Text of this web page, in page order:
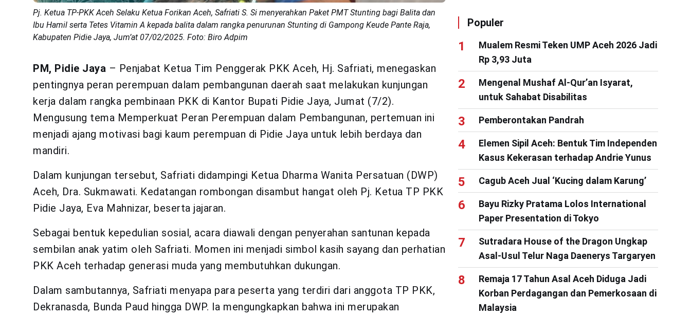
Pj. Ketua TP-PKK Aceh Selaku Ketua Forikan Aceh, Safriati S. Si menyerahkan Paket PMT Stunting bagi Balita dan
Ibu Hamil serta Tetes Vitamin A kepada balita dalam rangka penurunan Stunting di Gampong Keude Pante Raja,
Kabupaten Pidie Jaya, Jum’at 07/02/2025. Foto: Biro Adpim
PM, Pidie Jaya – Penjabat Ketua Tim Penggerak PKK Aceh, Hj. Safriati, menegaskan
pentingnya peran perempuan dalam pembangunan daerah saat melakukan kunjungan
kerja dalam rangka pembinaan PKK di Kantor Bupati Pidie Jaya, Jumat (7/2).
Mengusung tema Memperkuat Peran Perempuan dalam Pembangunan, pertemuan ini
menjadi ajang motivasi bagi kaum perempuan di Pidie Jaya untuk lebih berdaya dan
mandiri.
Dalam kunjungan tersebut, Safriati didampingi Ketua Dharma Wanita Persatuan (DWP)
Aceh, Dra. Sukmawati. Kedatangan rombongan disambut hangat oleh Pj. Ketua TP PKK
Pidie Jaya, Eva Mahnizar, beserta jajaran.
Sebagai bentuk kepedulian sosial, acara diawali dengan penyerahan santunan kepada
sembilan anak yatim oleh Safriati. Momen ini menjadi simbol kasih sayang dan perhatian
PKK Aceh terhadap generasi muda yang membutuhkan dukungan.
Dalam sambutannya, Safriati menyapa para peserta yang terdiri dari anggota TP PKK,
Dekranasda, Bunda Paud hingga DWP. Ia mengungkapkan bahwa ini merupakan
Populer
Mualem Resmi Teken UMP Aceh 2026 Jadi
Rp 3,93 Juta
Mengenal Mushaf Al-Qur’an Isyarat,
untuk Sahabat Disabilitas
Pemberontakan Pandrah
Elemen Sipil Aceh: Bentuk Tim Independen
Kasus Kekerasan terhadap Andrie Yunus
Cagub Aceh Jual ‘Kucing dalam Karung’
Bayu Rizky Pratama Lolos International
Paper Presentation di Tokyo
Sutradara House of the Dragon Ungkap
Asal-Usul Telur Naga Daenerys Targaryen
Remaja 17 Tahun Asal Aceh Diduga Jadi
Korban Perdagangan dan Pemerkosaan di
Malaysia